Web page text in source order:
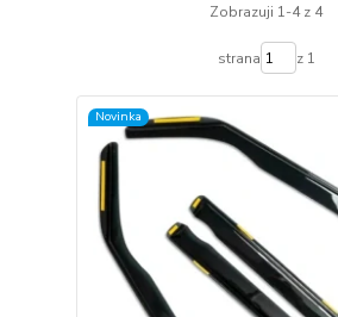
Zobrazuji 1-4 z 4
strana z 1
Novinka